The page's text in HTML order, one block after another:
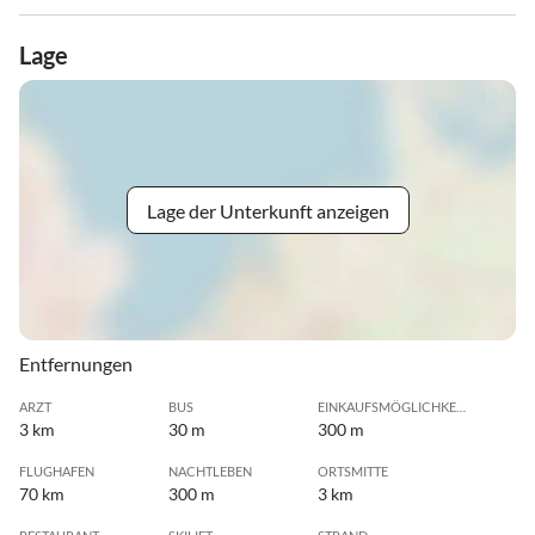
Lage
Lage der Unterkunft anzeigen
Entfernungen
ARZT
3 km
BUS
30 m
EINKAUFSMÖGLICHKEIT
300 m
FLUGHAFEN
70 km
NACHTLEBEN
300 m
ORTSMITTE
3 km